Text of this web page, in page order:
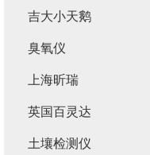
吉大小天鹅
臭氧仪
上海昕瑞
英国百灵达
土壤检测仪